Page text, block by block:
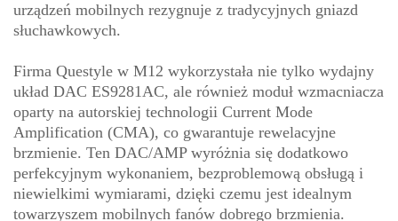
urządzeń mobilnych rezygnuje z tradycyjnych gniazd
słuchawkowych.
Firma Questyle w M12 wykorzystała nie tylko wydajny
układ DAC ES9281AC, ale również moduł wzmacniacza
oparty na autorskiej technologii Current Mode
Amplification (CMA), co gwarantuje rewelacyjne
brzmienie. Ten DAC/AMP wyróżnia się dodatkowo
perfekcyjnym wykonaniem, bezproblemową obsługą i
niewielkimi wymiarami, dzięki czemu jest idealnym
towarzyszem mobilnych fanów dobrego brzmienia.